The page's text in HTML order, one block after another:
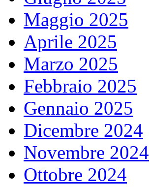
Maggio 2025
Aprile 2025
Marzo 2025
Febbraio 2025
Gennaio 2025
Dicembre 2024
Novembre 2024
Ottobre 2024